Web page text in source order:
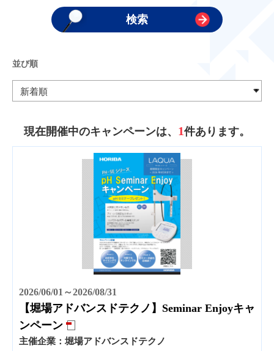
並び順
現在開催中のキャンペーンは、 1件あります。
2026/06/01～2026/08/31
【堀場アドバンスドテクノ】Seminar Enjoyキャ
ンペーン
主催企業：堀場アドバンスドテクノ